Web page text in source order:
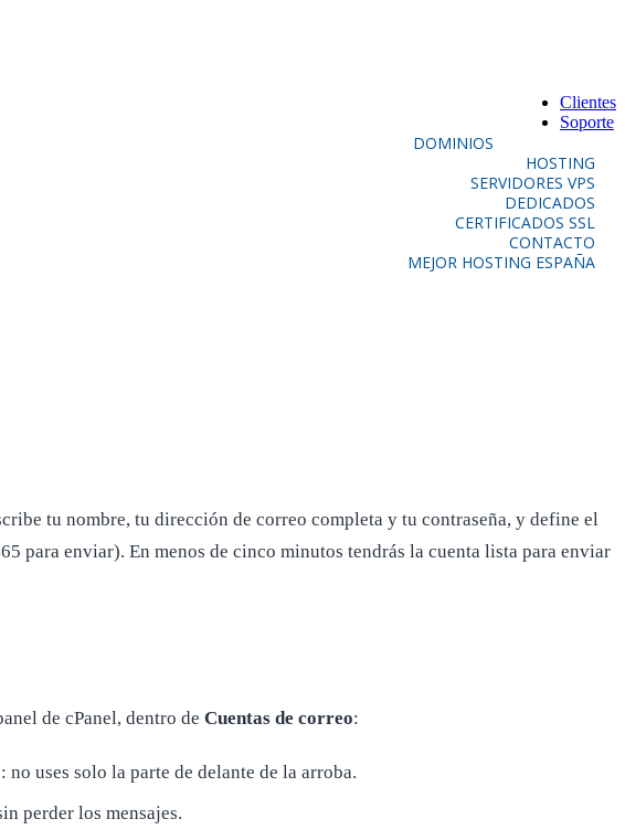
Clientes
Soporte
DOMINIOS
HOSTING
SERVIDORES VPS
DEDICADOS
CERTIFICADOS SSL
CONTACTO
MEJOR HOSTING ESPAÑA
tu nombre, tu dirección de correo completa y tu contraseña, y define el
para enviar). En menos de cinco minutos tendrás la cuenta lista para enviar
de cPanel, dentro de Cuentas de correo:
no uses solo la parte de delante de la arroba.
perder los mensajes.